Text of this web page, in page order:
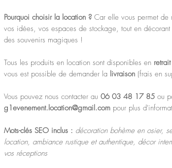
Pourquoi choisir la location ? Car elle vous permet de
vos idées, vos espaces de stockage, tout en
des souvenirs magiques !
Tous les produits en location sont disponibles en retrait
vous est possible de demander la livraison (frais en
Vous pouvez nous contacter au 06 03 48 17 85 ou
g1evenement.location@gmail.com pour plus
Mots-clés SEO inclus : décoration bohème en osier,
location, ambiance rustique et authentique, décor
vos réceptions